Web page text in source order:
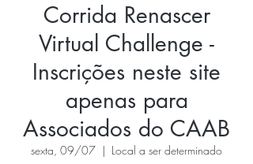
Corrida Renascer
Virtual Challenge -
Inscrições neste site
apenas para
Associados do CAAB
sexta, 09/07
  |
Local a ser determinado